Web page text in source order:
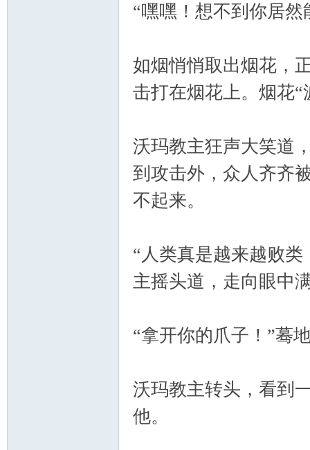
“嘿嘿！想不到你居
如烟悄悄取出烟花，
击打在烟花上。烟花
沃玛教主狂声大笑道
到攻击外，众人齐齐
不起来。
“人类真是越来越败
主摇头道，走向眼中
“拿开你的爪子！”蓦
沃玛教主转头，看到
他。